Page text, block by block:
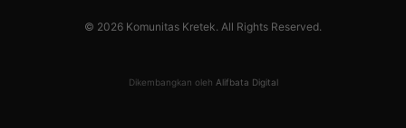
© 2026 Komunitas Kretek. All Rights Reserved.
Dikembangkan oleh Alifbata Digital